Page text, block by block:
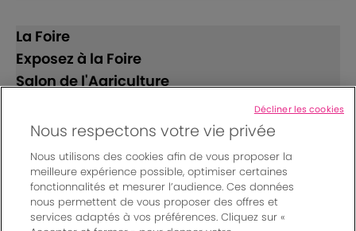
La Foire
Exposez à la Foire
Salon de l'Agriculture
Suivez-nous
Nous respectons votre vie privée
Nous utilisons des cookies afin de vous proposer la
meilleure expérience possible, optimiser certaines
fonctionnalités et mesurer l’audience. Ces données
nous permettent de vous proposer des offres et
services adaptés à vos préférences. Cliquez sur «
Décliner les cookies